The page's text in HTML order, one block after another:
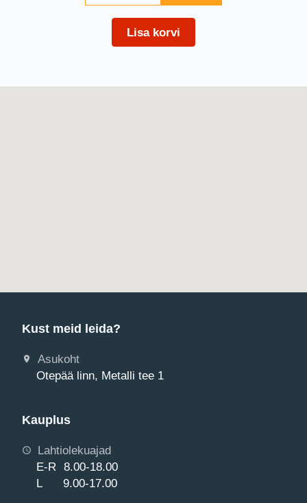
Lisa korvi
Kust meid leida?
Asukoht
Otepää linn, Metalli tee 1
Kauplus
Lahtiolekuajad
E-R 8.00-18.00
L 9.00-17.00